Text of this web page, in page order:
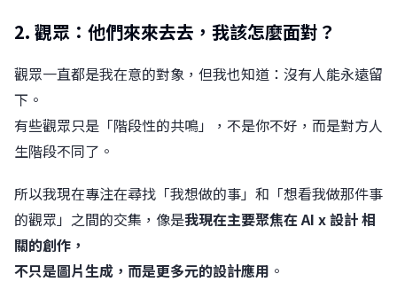
2. 觀眾：他們來來去去，我該怎麼面對？
觀眾一直都是我在意的對象，但我也知道：沒有人能永遠留
下。
有些觀眾只是「階段性的共鳴」，不是你不好，而是對方人
生階段不同了。
所以我現在專注在尋找「我想做的事」和「想看我做那件事
的觀眾」之間的交集，像是我現在主要聚焦在 AI x 設計 相
關的創作，
不只是圖片生成，而是更多元的設計應用 。